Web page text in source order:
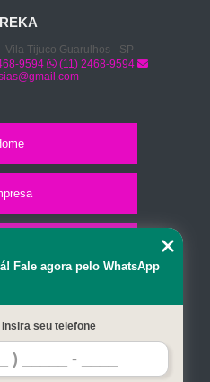
Vila Tijuco Guarulhos - SP
9594
(11) 2468-9594
Fale agora pelo WhatsApp
Insira seu telefone